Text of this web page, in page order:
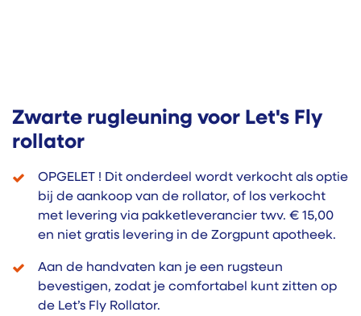
Zwarte rugleuning voor Let's Fly
rollator
OPGELET ! Dit onderdeel wordt verkocht als optie
bij de aankoop van de rollator, of los verkocht
met levering via pakketleverancier twv. € 15,00
en niet gratis levering in de Zorgpunt apotheek.
Aan de handvaten kan je een rugsteun
bevestigen, zodat je comfortabel kunt zitten op
de Let’s Fly Rollator.